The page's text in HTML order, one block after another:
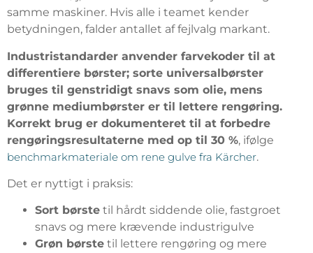
samme maskiner. Hvis alle i teamet kender
betydningen, falder antallet af fejlvalg markant.
Industristandarder anvender farvekoder til at
differentiere børster; sorte universalbørster
bruges til genstridigt snavs som olie, mens
grønne mediumbørster er til lettere rengøring.
Korrekt brug er dokumenteret til at forbedre
rengøringsresultaterne med op til 30 %, ifølge
benchmarkmateriale om rene gulve fra Kärcher.
Det er nyttigt i praksis:
Sort børste til hårdt siddende olie, fastgroet
snavs og mere krævende industrigulve
Grøn børste til lettere rengøring og mere